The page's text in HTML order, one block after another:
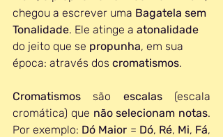
chegou a escrever uma Bagatela sem
Tonalidade. Ele atinge a atonalidade
do jeito que se propunha, em sua
época: através dos cromatismos.
Cromatismos são escalas (escala
cromática) que não selecionam notas.
Por exemplo: Dó Maior = Dó, Ré, Mi, Fá